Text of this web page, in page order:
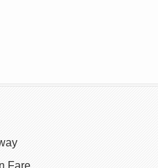
Fare